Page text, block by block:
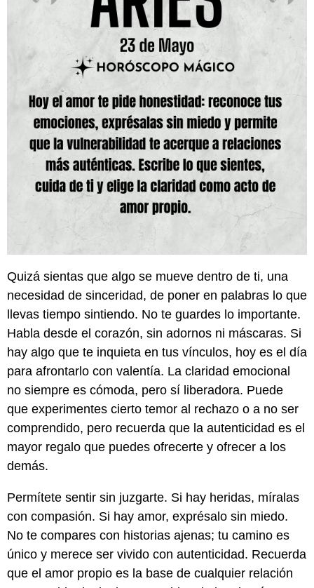
Quizá sientas que algo se mueve dentro de ti, una
necesidad de sinceridad, de poner en palabras lo que
llevas tiempo sintiendo. No te guardes lo importante.
Habla desde el corazón, sin adornos ni máscaras. Si
hay algo que te inquieta en tus vínculos, hoy es el día
para afrontarlo con valentía. La claridad emocional
no siempre es cómoda, pero sí liberadora. Puede
que experimentes cierto temor al rechazo o a no ser
comprendido, pero recuerda que la autenticidad es el
mayor regalo que puedes ofrecerte y ofrecer a los
demás.
Permítete sentir sin juzgarte. Si hay heridas, míralas
con compasión. Si hay amor, exprésalo sin miedo.
No te compares con historias ajenas; tu camino es
único y merece ser vivido con autenticidad. Recuerda
que el amor propio es la base de cualquier relación